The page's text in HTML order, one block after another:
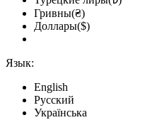
Гривны(₴)
Доллары($)
Язык:
English
Русский
Українська